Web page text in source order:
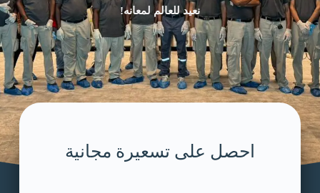
نعيد للعالم لمعانه!
احصل على تسعيرة مجانية